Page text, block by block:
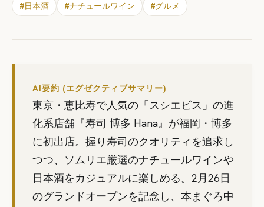
#日本酒 #ナチュールワイン #グルメ
AI要約 (エグゼクティブサマリー)
東京・恵比寿で人気の「スシエビス」の進
化系店舗『寿司 博多 Hana』が福岡・博多
に初出店。握り寿司のクオリティを追求し
つつ、ソムリエ厳選のナチュールワインや
日本酒をカジュアルに楽しめる。2月26日
のグランドオープンを記念し、本まぐろ中